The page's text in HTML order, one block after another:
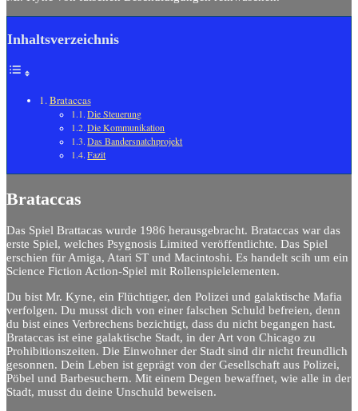
Inhaltsverzeichnis
Brataccas
Die Steuerung
Die Kommunikation
Das Bandersnatchprojekt
Fazit
Brataccas
Das Spiel Brattacas wurde 1986 herausgebracht. Brataccas war das
erste Spiel, welches Psygnosis Limited veröffentlichte. Das Spiel
erschien für Amiga, Atari ST und Macintoshi. Es handelt scih um ein
Science Fiction Action-Spiel mit Rollenspielelementen.
Du bist Mr. Kyne, ein Flüchtiger, den Polizei und galaktische Mafia
verfolgen. Du musst dich von einer falschen Schuld befreien, denn
du bist eines Verbrechens bezichtigt, dass du nicht begangen hast.
Brataccas ist eine galaktische Stadt, in der Art von Chicago zu
Prohibitionszeiten. Die Einwohner der Stadt sind dir nicht freundlich
gesonnen. Dein Leben ist geprägt von der Gesellschaft aus Polizei,
Pöbel und Barbesuchern. Mit einem Degen bewaffnet, wie alle in der
Stadt, musst du deine Unschuld beweisen.